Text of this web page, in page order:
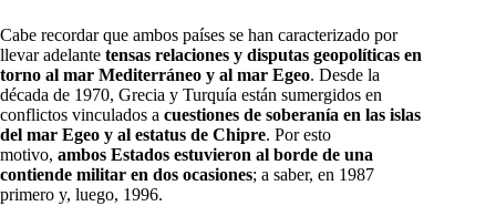
Cabe recordar que ambos países se han caracterizado por
llevar adelante tensas relaciones y disputas geopolíticas en
torno al mar Mediterráneo y al mar Egeo. Desde la
década de 1970, Grecia y Turquía están sumergidos en
conflictos vinculados a cuestiones de soberanía en las islas
del mar Egeo y al estatus de Chipre. Por esto
motivo, ambos Estados estuvieron al borde de una
contiende militar en dos ocasiones; a saber, en 1987
primero y, luego, 1996.